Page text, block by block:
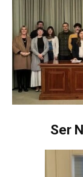
Ser